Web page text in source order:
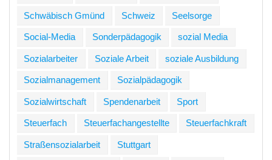
Schwäbisch Gmünd Schweiz Seelsorge
Social-Media Sonderpädagogik sozial Media
Sozialarbeiter Soziale Arbeit soziale Ausbildung
Sozialmanagement Sozialpädagogik
Sozialwirtschaft Spendenarbeit Sport
Steuerfach Steuerfachangestellte Steuerfachkraft
Straßensozialarbeit Stuttgart